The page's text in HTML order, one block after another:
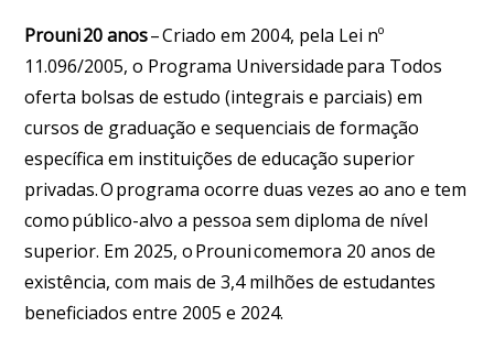
Prouni 20 anos– Criado em 2004, pela Lei nº
11.096/2005, o Programa Universidade para Todos
oferta bolsas de estudo (integrais e parciais) em
cursos de graduação e sequenciais de formação
específica em instituições de educação superior
privadas. O programa ocorre duas vezes ao ano e tem
como público-alvo a pessoa sem diploma de nível
superior. Em 2025, o Prouni comemora 20 anos de
existência, com mais de 3,4 milhões de estudantes
beneficiados entre 2005 e 2024.